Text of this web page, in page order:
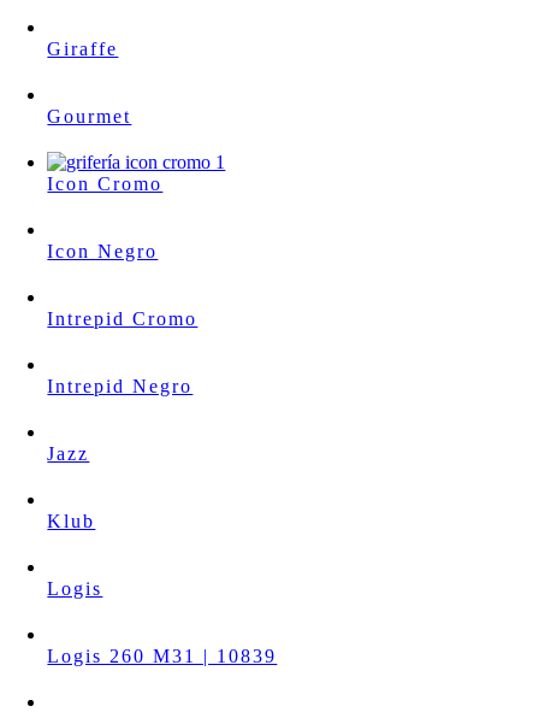
Giraffe
Gourmet
Icon Cromo
Icon Negro
Intrepid Cromo
Intrepid Negro
Jazz
Klub
Logis
Logis 260 M31 | 10839